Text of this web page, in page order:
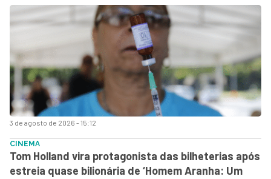
3 de agosto de 2026 - 15:12
CINEMA
Tom Holland vira protagonista das bilheterias após
estreia quase bilionária de ‘Homem Aranha: Um